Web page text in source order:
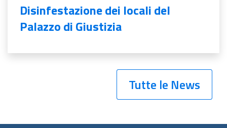
Disinfestazione dei locali del
Palazzo di Giustizia
Tutte le News